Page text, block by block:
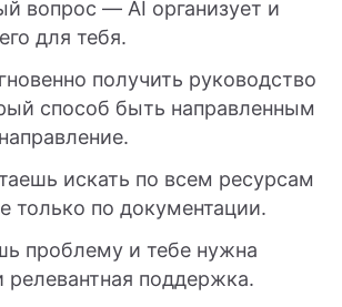
вопрос — AI организует и
для тебя.
получить руководство
способ быть направленным
искать по всем ресурсам
только по документации.
проблему и тебе нужна
релевантная поддержка.